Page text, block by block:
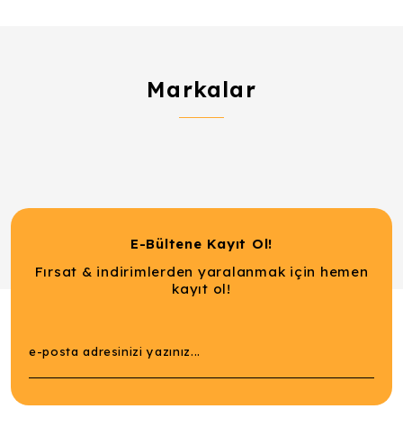
Markalar
E-Bültene Kayıt Ol!
Fırsat & indirimlerden yaralanmak için hemen
kayıt ol!